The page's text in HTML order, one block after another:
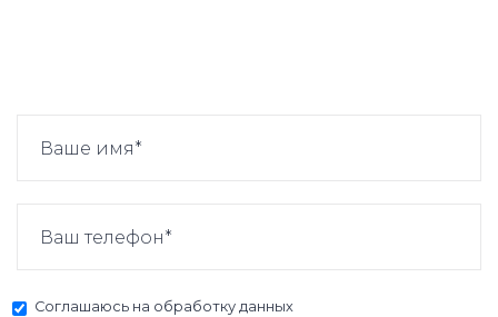
Соглашаюсь на обработку данных